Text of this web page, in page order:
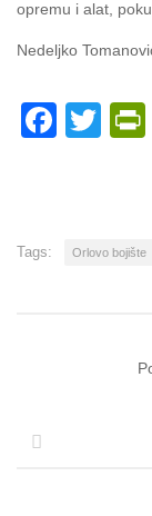
opremu i alat,
Nedeljko
Tags: Orlovo bojište